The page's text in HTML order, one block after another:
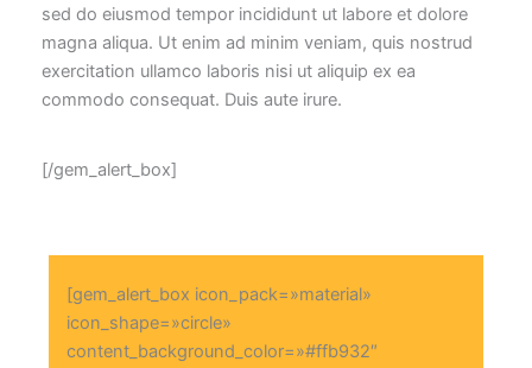
sed do eiusmod tempor incididunt ut labore et dolore
magna aliqua. Ut enim ad minim veniam, quis nostrud
exercitation ullamco laboris nisi ut aliquip ex ea
commodo consequat. Duis aute irure.
[/gem_alert_box]
[gem_alert_box icon_pack=»material»
icon_shape=»circle»
content_background_color=»#ffb932″